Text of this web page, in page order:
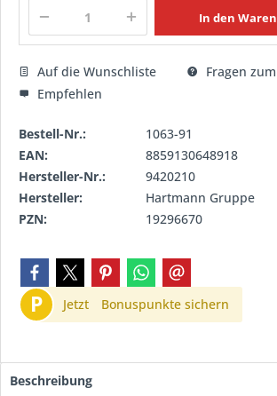
In den
Auf die Wunschliste
Fragen
Empfehlen
Bestell-Nr.:
1063-91
EAN:
8859130648918
Hersteller-Nr.:
9420210
Hersteller:
Hartmann Gruppe
PZN:
19296670
P Jetzt Bonuspunkte sichern
Beschreibung